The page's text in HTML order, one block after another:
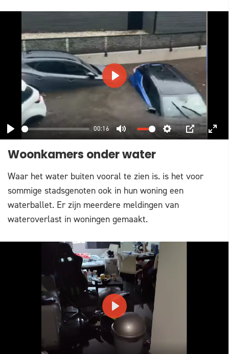
PLAY 00:16 MUTE
SETTINGS
PIP
PLAY
Woonkamers onder water
Waar het water buiten vooral te zien is. is het voor
sommige stadsgenoten ook in hun woning een
waterballet. Er zijn meerdere meldingen van
wateroverlast in woningen gemaakt.
PLAY